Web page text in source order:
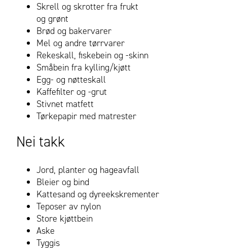
Skrell og skrotter fra frukt
og grønt
Brød og bakervarer
Mel og andre tørrvarer
Rekeskall, fiskebein og -skinn
Småbein fra kylling/kjøtt
Egg- og nøtteskall
Kaffefilter og -grut
Stivnet matfett
Tørkepapir med matrester
Nei takk
Jord, planter og hageavfall
Bleier og bind
Kattesand og dyreekskrementer
Teposer av nylon
Store kjøttbein
Aske
Tyggis